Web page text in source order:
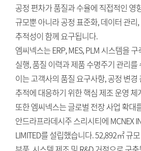
공정 편차가 품질과 수율에 직접적인 영
규모뿐 아니라 공정 표준화, 데이터 관리
추적성이 함께 요구됩니다.
엠씨넥스는 ERP, MES, PLM 시스템을
실행, 품질 이력과 제품 수명주기 관리
이는 고객사의 품질 요구사항, 공정 변경
추적에 대응하기 위한 핵심 제조 운영 체
또한 엠씨넥스는 글로벌 전장 사업 확대
안드라프라데시주 스리시티에 MCNEX
LIMITED를 설립했습니다. 52,892㎡ 규